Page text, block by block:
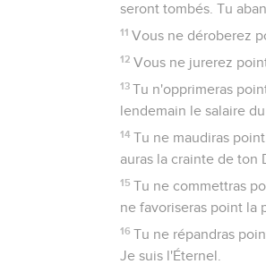
seront tombés. Tu
11 Vous ne déroberez
12 Vous ne jurerez
13 Tu n'opprimeras
lendemain le salaire
14 Tu ne maudiras
auras la crainte de ton
15 Tu ne commettras
ne favoriseras point la
16 Tu ne répandras
Je suis l'Éternel.